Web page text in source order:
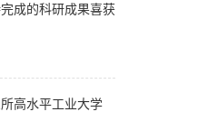
成的科研成果喜获
高水平工业大学